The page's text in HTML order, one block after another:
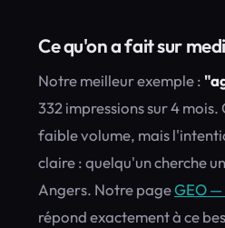
Ce qu'on a fait sur
Notre meilleur exemple :
332 impressions sur 4
faible volume, mais
claire : quelqu'un cherche
Angers. Notre pageGEO
répond exactement à ce